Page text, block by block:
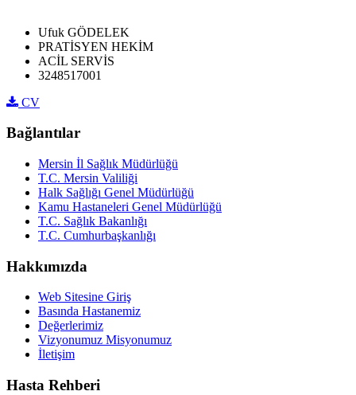
Ufuk GÖDELEK
PRATİSYEN HEKİM
ACİL SERVİS
3248517001
CV
Bağlantılar
Mersin İl Sağlık Müdürlüğü
T.C. Mersin Valiliği
Halk Sağlığı Genel Müdürlüğü
Kamu Hastaneleri Genel Müdürlüğü
T.C. Sağlık Bakanlığı
T.C. Cumhurbaşkanlığı
Hakkımızda
Web Sitesine Giriş
Basında Hastanemiz
Değerlerimiz
Vizyonumuz Misyonumuz
İletişim
Hasta Rehberi